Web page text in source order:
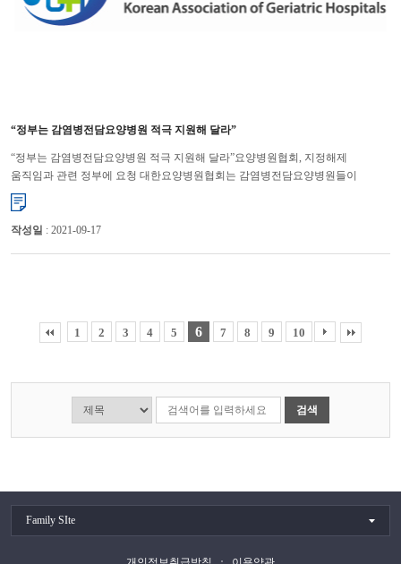
“정부는 감염병전담요양병원 적극 지원해 달라”
“정부는 감염병전담요양병원 적극 지원해 달라”요양병원협회, 지정해제
움직임과 관련 정부에 요청 대한요양병원협회는 감염병전담요양병원들이
코로나19 대응에 충실할 수 있도록 적극적으로 지원해 줄 것을 정부에 요...
작성일 : 2021-09-17
1 2 3 4 5 6 7 8 9 10
검색
Family SIte